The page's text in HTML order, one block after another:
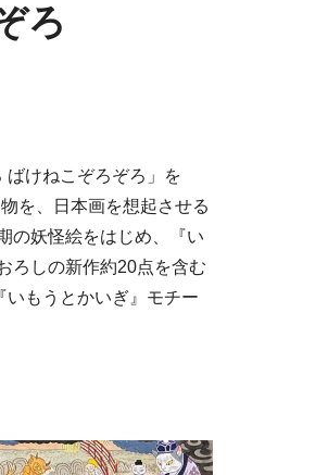
ろ
けねこぞろぞろ」を
を、日本画を想起させる
の妖怪絵をはじめ、『い
ろしの新作約20点を含む
もうとかいぎ』モチー